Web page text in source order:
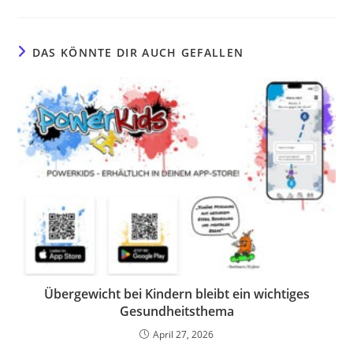
DAS KÖNNTE DIR AUCH GEFALLEN
Übergewicht bei Kindern bleibt ein wichtiges
Gesundheitsthema
April 27, 2026